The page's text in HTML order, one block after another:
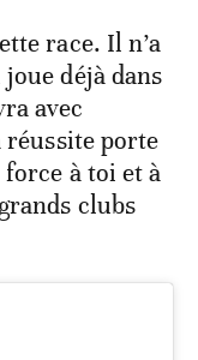
race. Il n’a
déjà dans
avec
réussite porte
à toi et à
clubs